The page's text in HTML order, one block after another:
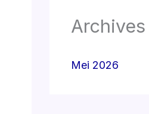
Archives
Mei 2026